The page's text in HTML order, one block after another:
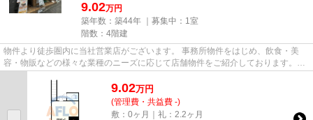
9.02万円
築年数：築44年 ｜募集中： 1室
階数：4階建
物件より徒歩圏内に当社営業店がございます。 事務所物件をはじめ、飲食・美
容・物販などの様々な業種のニーズに応じて店舗物件をご紹介しております。
尚、弊社ではおとり広告は一切...
9.02万円
(管理費・共益費 -)
敷：0ヶ月｜礼：2.2ヶ月